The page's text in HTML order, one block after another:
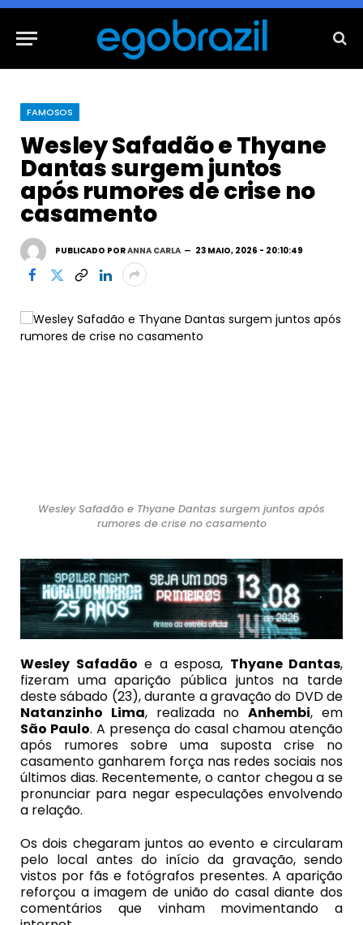
FAMOSOS
Wesley Safadão e Thyane
Dantas surgem juntos
após rumores de crise no
casamento
PUBLICADO PORANNA CARLA 23 MAIO, 2026 - 20:10:49
Wesley Safadão e Thyane Dantas surgem juntos após
rumores de crise no casamento
Wesley Safadão e a esposa, Thyane Dantas,
fizeram uma aparição pública juntos na tarde
deste sábado (23), durante a gravação do DVD de
Natanzinho Lima, realizada noAnhembi, em
São Paulo. A presença do casal chamou atenção
após rumores sobre uma suposta crise no
casamento ganharem força nas redes sociais nos
últimos dias. Recentemente, o cantor chegou a se
pronunciar para negar especulações envolvendo
a relação.
Os dois chegaram juntos ao evento e circularam
pelo local antes do início da gravação, sendo
vistos por fãs e fotógrafos presentes. A aparição
reforçou a imagem de união do casal diante dos
comentários que vinham movimentando a